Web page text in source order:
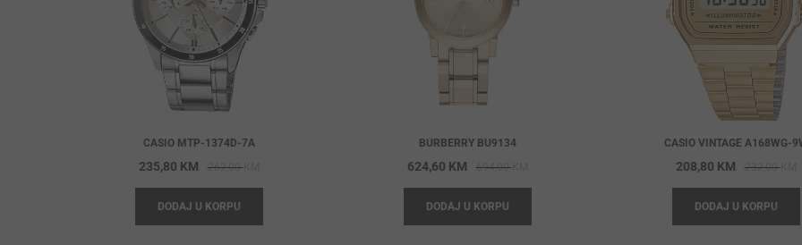
CASIO MTP-1374D-7A
262,00KM
price
262,00 KM.
235,80 KM
price
235,80 KM.
DODAJ U KORPU
BURBERRY BU9134
694,00KM
price
694,00 KM.
624,60 KM
price
624,60 KM.
DODAJ U KORPU
CASIO VINTAGE A168WG-
232,00KM
208,80 KM
DODAJ U KORPU